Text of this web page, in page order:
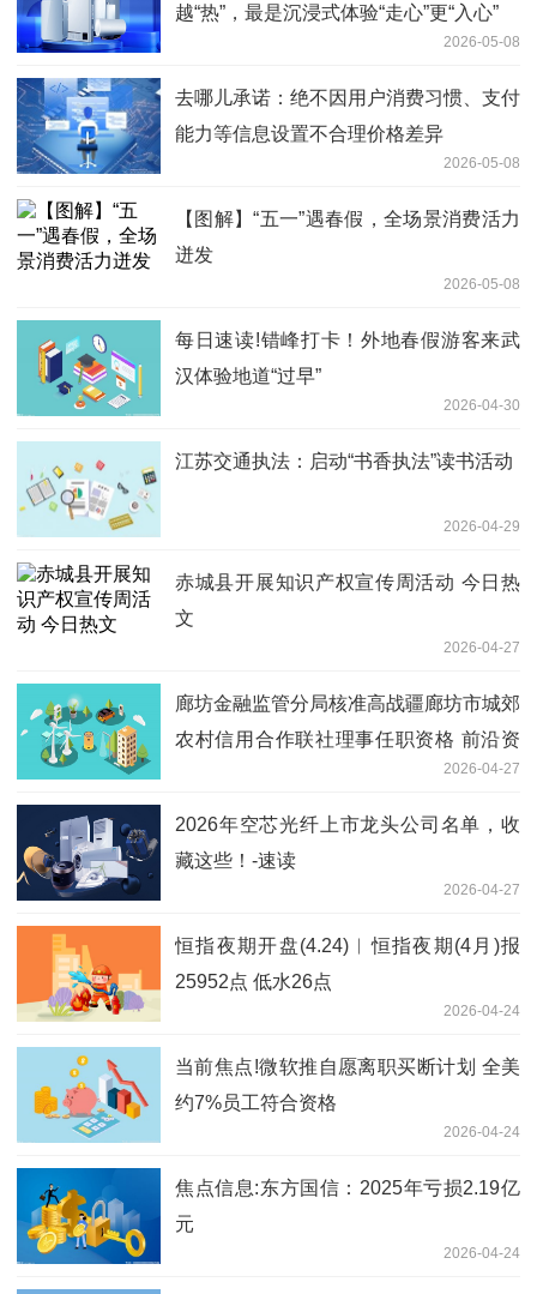
越“热”，最是沉浸式体验“走心”更“入心”
2026-05-08
去哪儿承诺：绝不因用户消费习惯、支付
能力等信息设置不合理价格差异
2026-05-08
【图解】“五一”遇春假，全场景消费活力
迸发
2026-05-08
每日速读!错峰打卡！外地春假游客来武
汉体验地道“过早”
2026-04-30
江苏交通执法：启动“书香执法”读书活动
2026-04-29
赤城县开展知识产权宣传周活动 今日热
文
2026-04-27
廊坊金融监管分局核准高战疆廊坊市城郊
农村信用合作联社理事任职资格 前沿资
2026-04-27
2026年空芯光纤上市龙头公司名单，收
藏这些！-速读
2026-04-27
恒指夜期开盘(4.24)︱恒指夜期(4月)报
25952点 低水26点
2026-04-24
当前焦点!微软推自愿离职买断计划 全美
约7%员工符合资格
2026-04-24
焦点信息:东方国信：2025年亏损2.19亿
元
2026-04-24